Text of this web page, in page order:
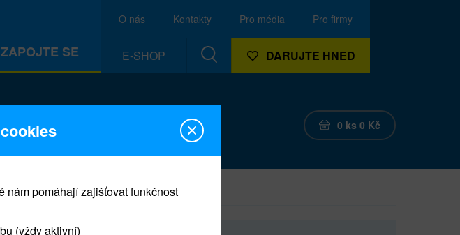
ZAPOJTE SE
O nás Kontakty Pro média Pro firmy
E-SHOP DARUJTE HNED
0 ks 0 Kč
nám pomáhají zajišťovat funkčnost
(vždy aktivní)